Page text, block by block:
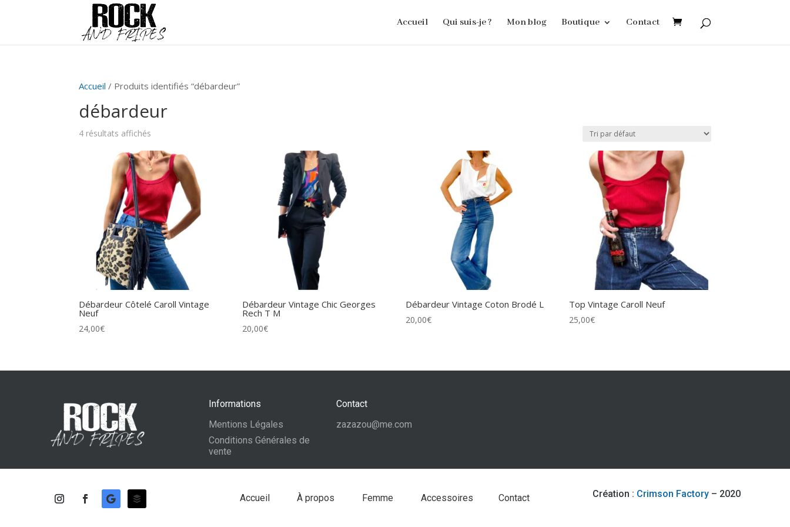
Accueil Qui suis-je ? Mon blog Boutique Contact
Accueil / Produits identifiés “débardeur”
débardeur
4 résultats affichés
Débardeur Côtelé Caroll Vintage
Neuf
24,00€
Débardeur Vintage Chic Georges
Rech T M
20,00€
Débardeur Vintage Coton Brodé L
20,00€
Top Vintage Caroll Neuf
25,00€
Informations
Mentions Légales
Conditions Générales de
vente
Contact
zazazou@me.com
Accueil À propos Femme Accessoires Contact Création : Crimson Factory– 2020